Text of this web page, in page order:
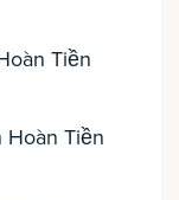
Tiền
Hoàn Tiền